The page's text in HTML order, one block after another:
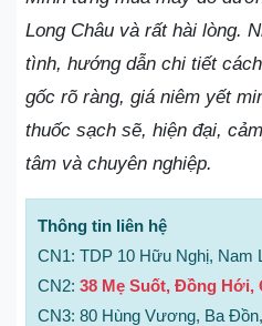
Long Châu và rất hài lòng.
tình, hướng dẫn chi tiết
gốc rõ ràng, giá niêm yết
thuốc sạch sẽ, hiện đại,
tâm và chuyên nghiệp.
Thông tin liên hệ
CN1: TDP 10 Hữu Nghị, Nam
CN2: 38 Mẹ Suốt, Đồng Hới,
CN3: 80 Hùng Vương, Ba